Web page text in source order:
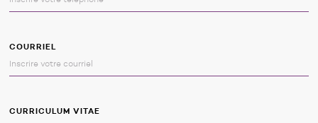
COURRIEL
CURRICULUM VITAE